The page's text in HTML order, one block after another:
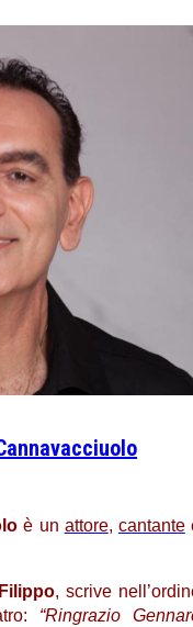
è un attore, cantante
, scrive
“Ringrazio